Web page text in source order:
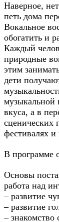
Наверное,
петь дома
Вокальное
обогатить и
Каждый
природные
этим
дети
музыкальной
вкуса, а в
сценических
фестивалях и
В программе
Основы
работа над
– развитие
– развитие
– знакомство